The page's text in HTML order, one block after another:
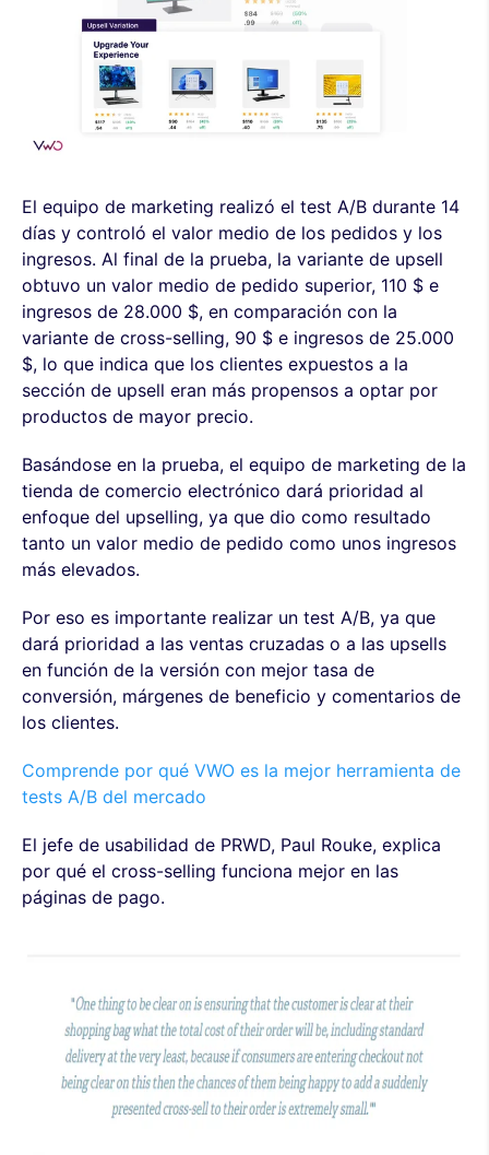
El equipo de marketing realizó el test A/B durante 14
días y controló el valor medio de los pedidos y los
ingresos. Al final de la prueba, la variante de upsell
obtuvo un valor medio de pedido superior, 110 $ e
ingresos de 28.000 $, en comparación con la
variante de cross-selling, 90 $ e ingresos de 25.000
$, lo que indica que los clientes expuestos a la
sección de upsell eran más propensos a optar por
productos de mayor precio.
Basándose en la prueba, el equipo de marketing de la
tienda de comercio electrónico dará prioridad al
enfoque del upselling, ya que dio como resultado
tanto un valor medio de pedido como unos ingresos
más elevados.
Por eso es importante realizar un test A/B, ya que
dará prioridad a las ventas cruzadas o a las upsells
en función de la versión con mejor tasa de
conversión, márgenes de beneficio y comentarios de
los clientes.
Comprende por qué VWO es la mejor herramienta de
tests A/B del mercado
El jefe de usabilidad de PRWD, Paul Rouke, explica
por qué el cross-selling funciona mejor en las
páginas de pago.